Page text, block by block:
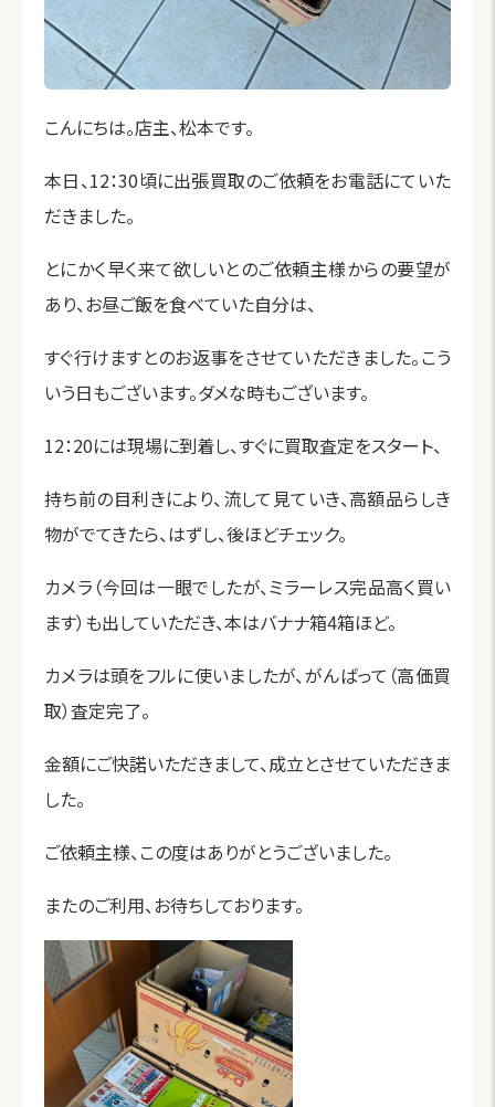
こんにちは。店主、松本です。
本日、12：30頃に出張買取のご依頼をお電話にていた
だきました。
とにかく早く来て欲しいとのご依頼主様からの要望が
あり、お昼ご飯を食べていた自分は、
すぐ行けますとのお返事をさせていただきました。こう
いう日もございます。ダメな時もございます。
12：20には現場に到着し、すぐに買取査定をスタート、
持ち前の目利きにより、流して見ていき、高額品らしき
物がでてきたら、はずし、後ほどチェック。
カメラ（今回は一眼でしたが、ミラーレス完品高く買い
ます）も出していただき、本はバナナ箱4箱ほど。
カメラは頭をフルに使いましたが、がんばって（高価買
取）査定完了。
金額にご快諾いただきまして、成立とさせていただきま
した。
ご依頼主様、この度はありがとうございました。
またのご利用、お待ちしております。